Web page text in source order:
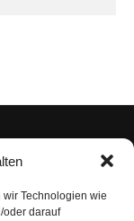
Technologien wie
oder darauf